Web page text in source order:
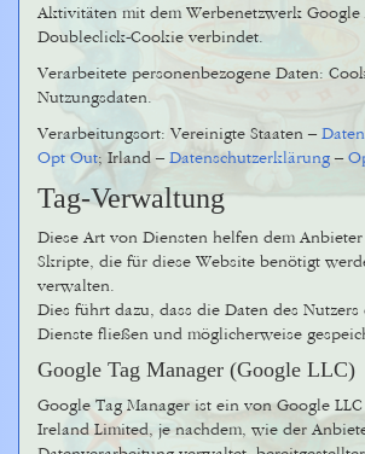
Aktivitäten mit dem Werbenetzwerk Google
Doubleclick-Cookie verbindet.
Verarbeitete personenbezogene Daten:
Nutzungsdaten.
Verarbeitungsort: Vereinigte Staaten –
Opt Out; Irland – Datenschutzerklärung–
Tag-Verwaltung
Diese Art von Diensten helfen dem
Skripte, die für diese Website benötigt
verwalten.
Dies führt dazu, dass die Daten des Nutzers
Dienste fließen und möglicherweise
Google Tag Manager (Google LLC)
Google Tag Manager ist ein von Google
Ireland Limited, je nachdem, wie der